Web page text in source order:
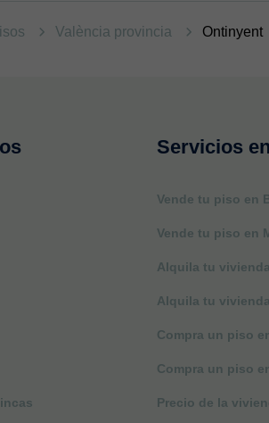
València provincia Ontinyent
Servicios
Vende tu piso en
Vende tu piso en
Alquila tu
Alquila tu
Compra un piso
Compra un piso
Precio de la